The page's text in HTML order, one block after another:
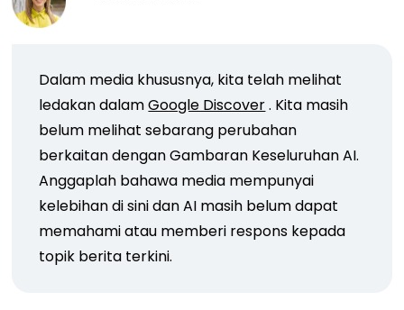
Dalam media khususnya, kita telah melihat
ledakan dalamGoogle Discover. Kita masih
belum melihat sebarang perubahan
berkaitan dengan Gambaran Keseluruhan AI.
Anggaplah bahawa media mempunyai
kelebihan di sini dan AI masih belum dapat
memahami atau memberi respons kepada
topik berita terkini.